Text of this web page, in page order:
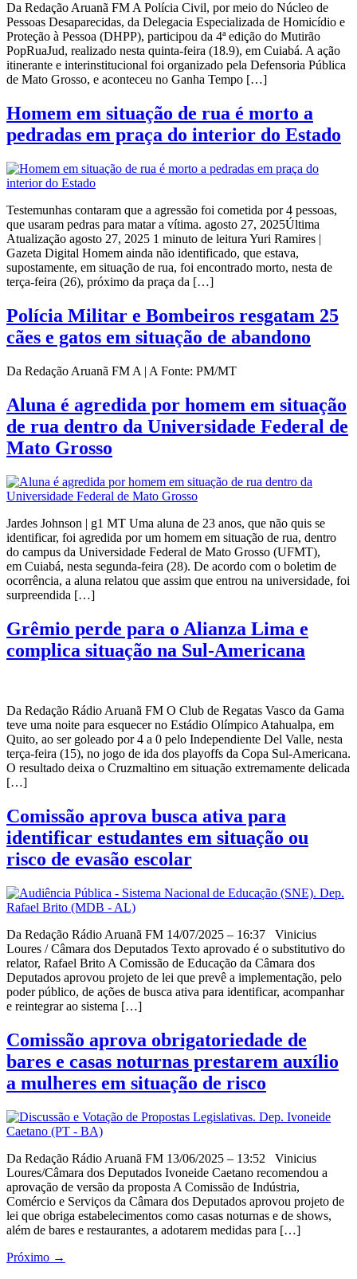
Da Redação Aruanã FM A Polícia Civil, por meio do Núcleo de
Pessoas Desaparecidas, da Delegacia Especializada de Homicídio e
Proteção à Pessoa (DHPP), participou da 4ª edição do Mutirão
PopRuaJud, realizado nesta quinta-feira (18.9), em Cuiabá. A ação
itinerante e interinstitucional foi organizado pela Defensoria Pública
de Mato Grosso, e aconteceu no Ganha Tempo […]
Homem em situação de rua é morto a
pedradas em praça do interior do Estado
Testemunhas contaram que a agressão foi cometida por 4 pessoas,
que usaram pedras para matar a vítima. agosto 27, 2025Última
Atualização agosto 27, 2025 1 minuto de leitura Yuri Ramires |
Gazeta Digital Homem ainda não identificado, que estava,
supostamente, em situação de rua, foi encontrado morto, nesta de
terça-feira (26), próximo da praça da […]
Polícia Militar e Bombeiros resgatam 25
cães e gatos em situação de abandono
Da Redação Aruanã FM A | A Fonte: PM/MT
Aluna é agredida por homem em situação
de rua dentro da Universidade Federal de
Mato Grosso
Jardes Johnson | g1 MT Uma aluna de 23 anos, que não quis se
identificar, foi agredida por um homem em situação de rua, dentro
do campus da Universidade Federal de Mato Grosso (UFMT),
em Cuiabá, nesta segunda-feira (28). De acordo com o boletim de
ocorrência, a aluna relatou que assim que entrou na universidade, foi
surpreendida […]
Grêmio perde para o Alianza Lima e
complica situação na Sul-Americana
Da Redação Rádio Aruanã FM O Club de Regatas Vasco da Gama
teve uma noite para esquecer no Estádio Olímpico Atahualpa, em
Quito, ao ser goleado por 4 a 0 pelo Independiente Del Valle, nesta
terça-feira (15), no jogo de ida dos playoffs da Copa Sul-Americana.
O resultado deixa o Cruzmaltino em situação extremamente delicada
[…]
Comissão aprova busca ativa para
identificar estudantes em situação ou
risco de evasão escolar
Da Redação Rádio Aruanã FM 14/07/2025 – 16:37 Vinicius
Loures / Câmara dos Deputados Texto aprovado é o substitutivo do
relator, Rafael Brito A Comissão de Educação da Câmara dos
Deputados aprovou projeto de lei que prevê a implementação, pelo
poder público, de ações de busca ativa para identificar, acompanhar
e reintegrar ao sistema […]
Comissão aprova obrigatoriedade de
bares e casas noturnas prestarem auxílio
a mulheres em situação de risco
Da Redação Rádio Aruanã FM 13/06/2025 – 13:52 Vinicius
Loures/Câmara dos Deputados Ivoneide Caetano recomendou a
aprovação de versão da proposta A Comissão de Indústria,
Comércio e Serviços da Câmara dos Deputados aprovou projeto de
lei que obriga estabelecimentos como casas noturnas e de shows,
além de bares e restaurantes, a adotarem medidas para […]
Próximo →